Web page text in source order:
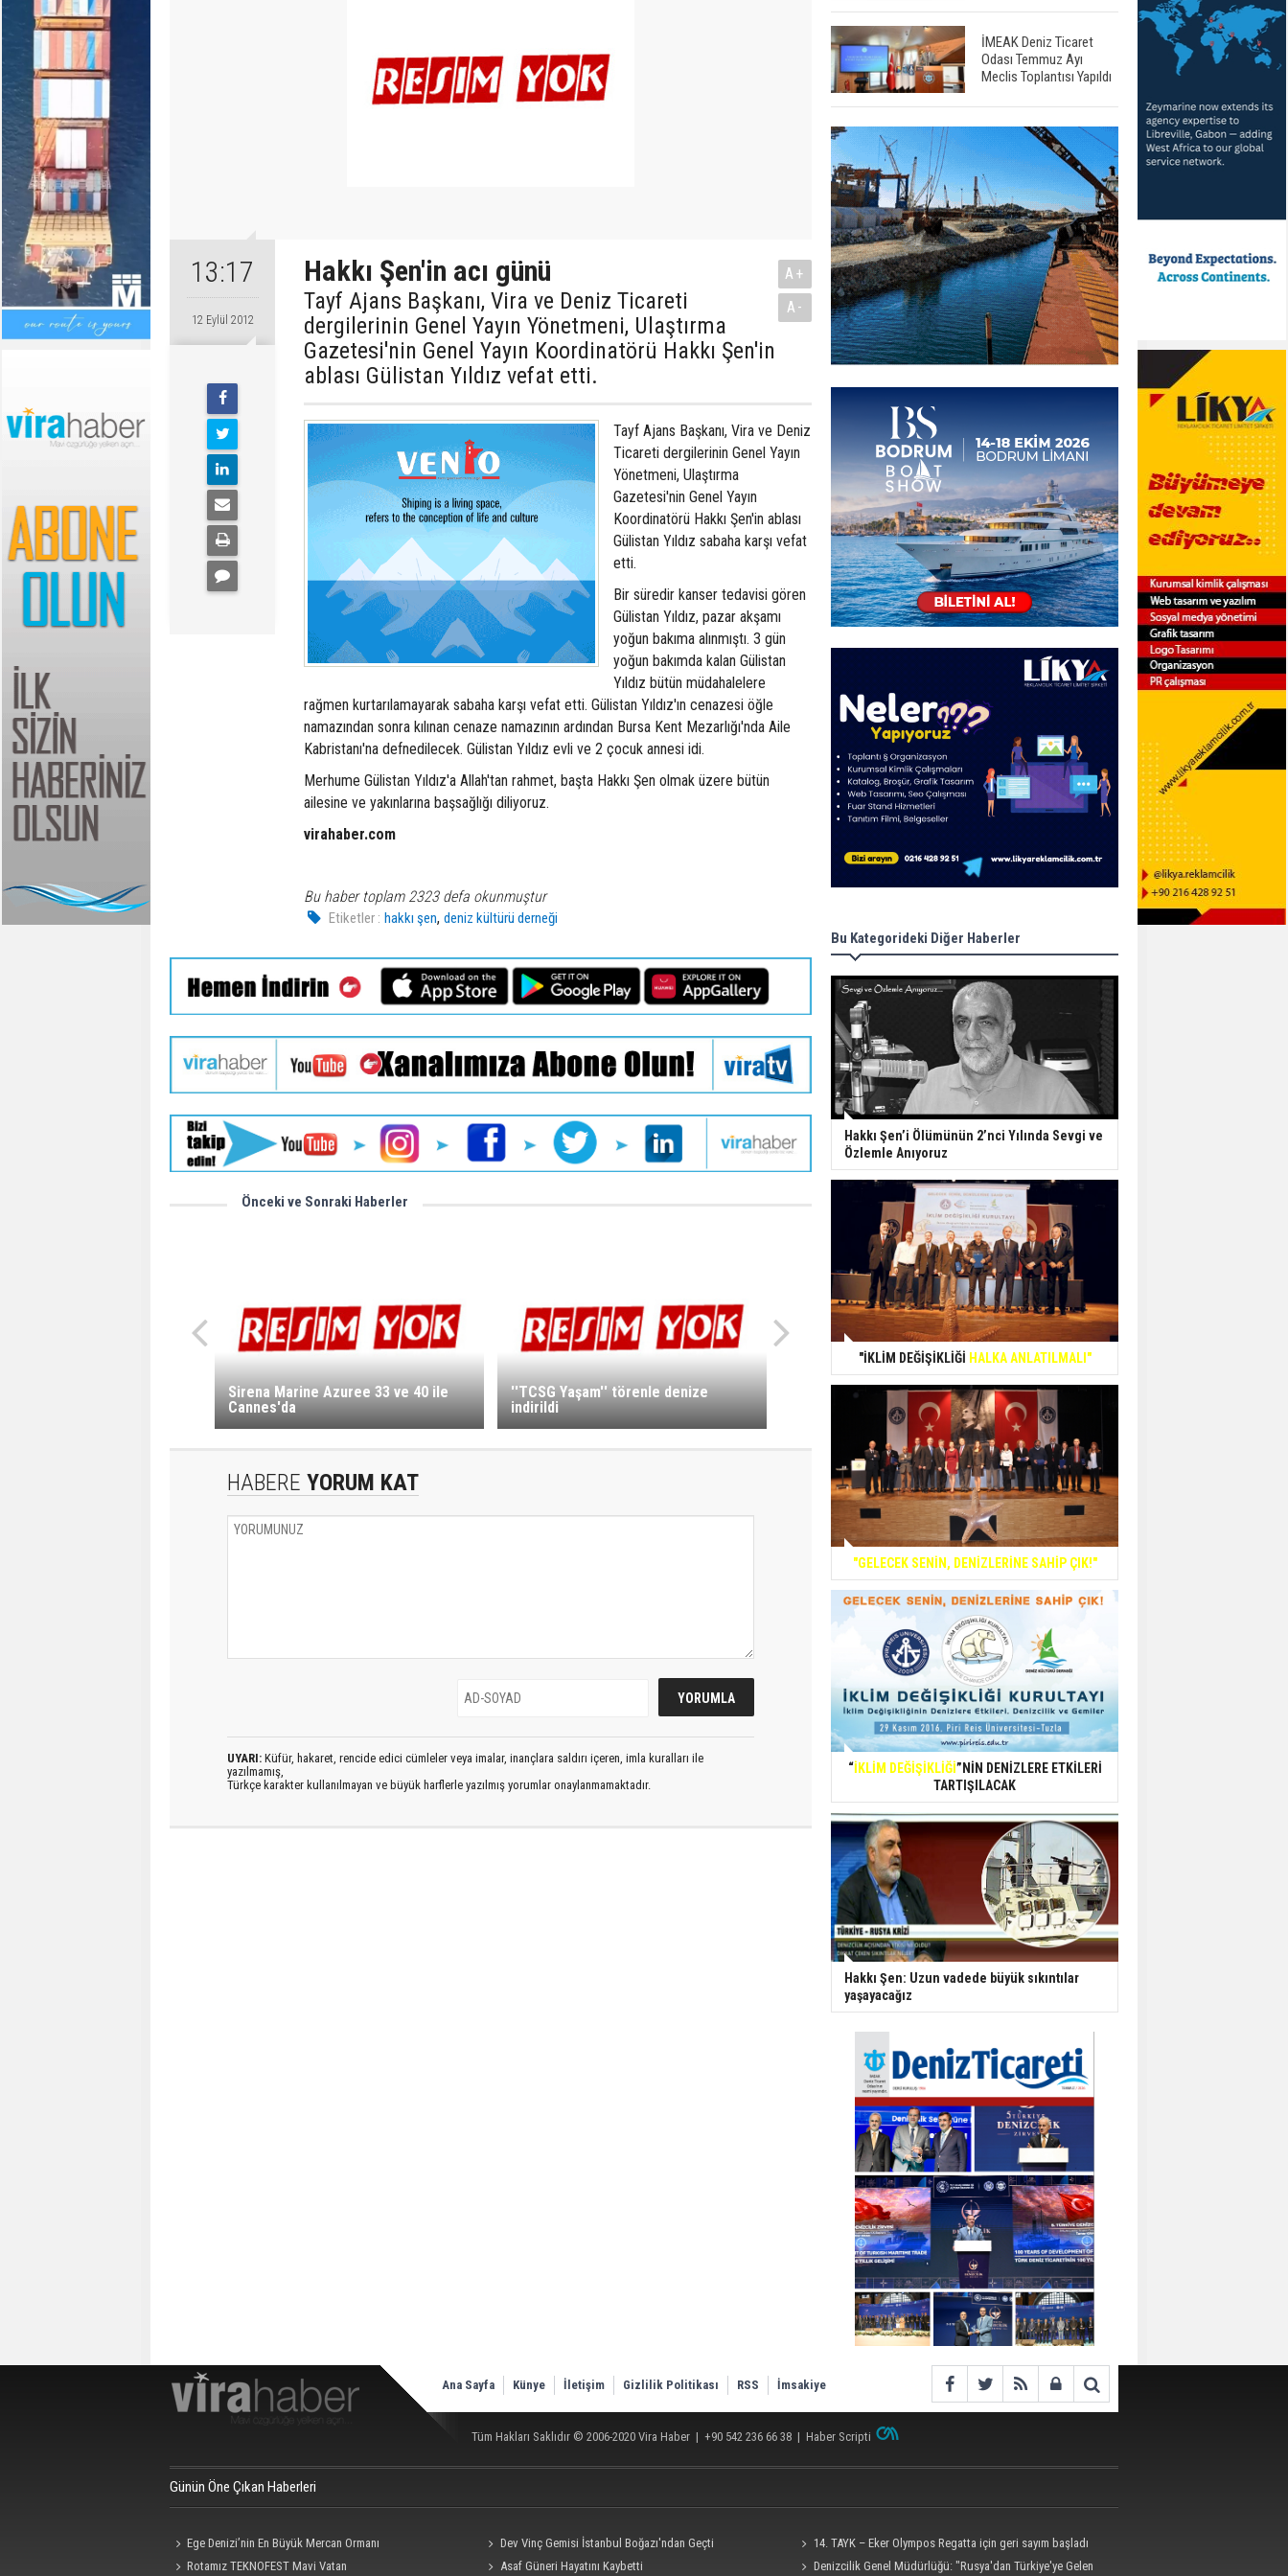
13:17
12 Eylül 2012
Hakkı Şen'in acı günü
Tayf Ajans Başkanı, Vira ve Deniz Ticareti
dergilerinin Genel Yayın Yönetmeni, Ulaştırma
Gazetesi'nin Genel Yayın Koordinatörü Hakkı Şen'in
ablası Gülistan Yıldız vefat etti.
A+
A-
Tayf Ajans Başkanı, Vira ve Deniz
Ticareti dergilerinin Genel Yayın
Yönetmeni, Ulaştırma
Gazetesi'nin Genel Yayın
Koordinatörü Hakkı Şen'in ablası
Gülistan Yıldız sabaha karşı vefat
etti.
Bir süredir kanser tedavisi gören
Gülistan Yıldız, pazar akşamı
yoğun bakıma alınmıştı. 3 gün
yoğun bakımda kalan Gülistan
Yıldız bütün müdahalelere
rağmen kurtarılamayarak sabaha karşı vefat etti. Gülistan Yıldız'ın cenazesi öğle
namazından sonra kılınan cenaze namazının ardından Bursa Kent Mezarlığı'nda Aile
Kabristanı'na defnedilecek. Gülistan Yıldız evli ve 2 çocuk annesi idi.
Merhume Gülistan Yıldız'a Allah'tan rahmet, başta Hakkı Şen olmak üzere bütün
ailesine ve yakınlarına başsağlığı diliyoruz.
virahaber.com
Bu haber toplam 2323 defa okunmuştur
Etiketler : hakkı şen,deniz kültürü derneği
Önceki ve Sonraki Haberler
Sirena Marine Azuree 33 ve 40 ile
Cannes'da
''TCSG Yaşam'' törenle denize
indirildi
HABERE YORUM KAT
UYARI: Küfür, hakaret, rencide edici cümleler veya imalar, inançlara saldırı içeren, imla kuralları ile
yazılmamış,
Türkçe karakter kullanılmayan ve büyük harflerle yazılmış yorumlar onaylanmamaktadır.
İMEAK Deniz Ticaret
Odası Temmuz Ayı
Meclis Toplantısı Yapıldı
Bu Kategorideki Diğer Haberler
Hakkı Şen’i Ölümünün 2’nci Yılında Sevgi ve
Özlemle Anıyoruz
"İKLİM DEĞİŞİKLİĞİ HALKA ANLATILMALI"
"GELECEK SENİN, DENİZLERİNE SAHİP ÇIK!"
“İKLİM DEĞİŞİKLİĞİ”NİN DENİZLERE ETKİLERİ
TARTIŞILACAK
Hakkı Şen: Uzun vadede büyük sıkıntılar
yaşayacağız
Ana Sayfa Künye İletişim Gizlilik Politikası RSS İmsakiye
Tüm Hakları Saklıdır © 2006-2020 Vira Haber | +90 542 236 66 38 | Haber Scripti
Günün Öne Çıkan Haberleri
Ege Denizi’nin En Büyük Mercan Ormanı Dev Vinç Gemisi İstanbul Boğazı'ndan Geçti
14. TAYK – Eker Olympos Regatta için geri sayım başladı
Rotamız TEKNOFEST Mavi Vatan
Asaf Güneri Hayatını Kaybetti Denizcilik Genel Müdürlüğü: "Rusya'dan Türkiye'ye Gelen